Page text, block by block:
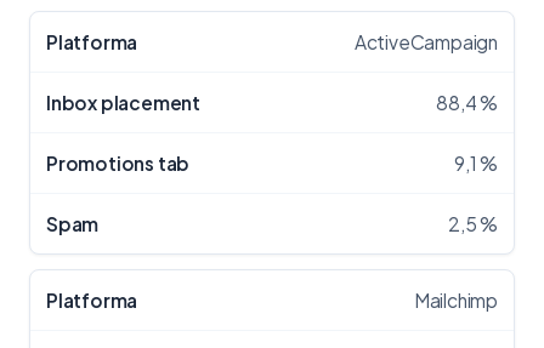
ActiveCampaign
88,4 %
9,1 %
2,5 %
Mailchimp